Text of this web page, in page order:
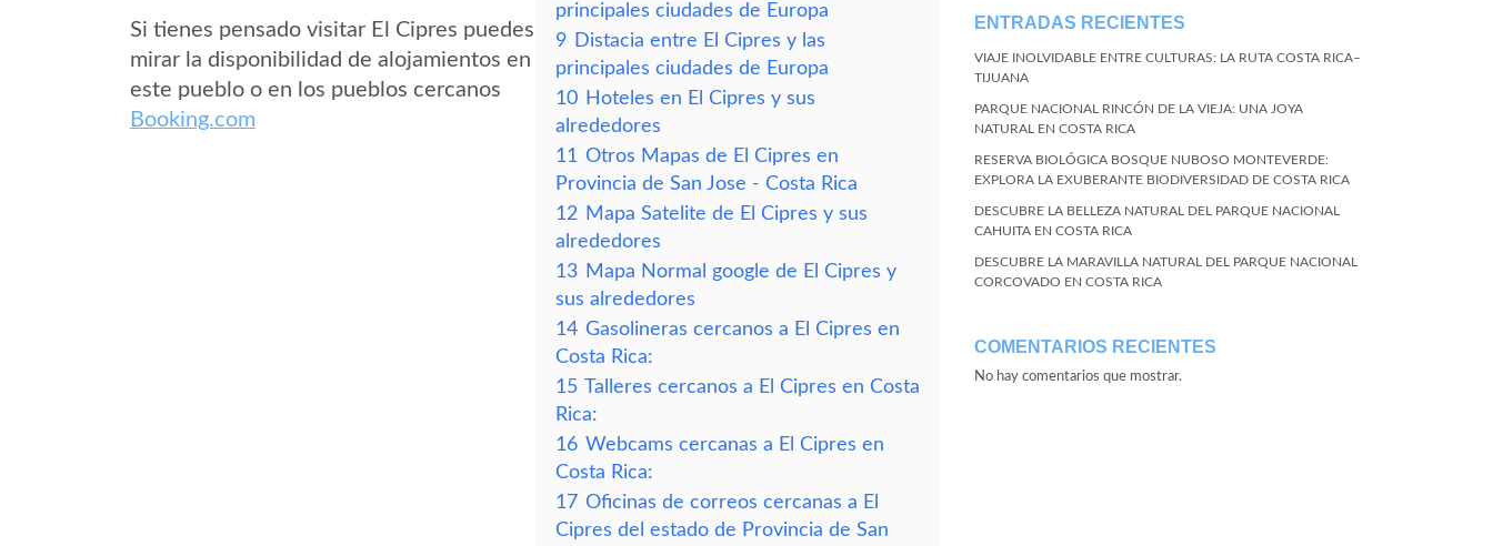
Si tienes pensado visitar El Cipres puedes
mirar la disponibilidad de alojamientos en
este pueblo o en los pueblos cercanos
Booking.com
principales ciudades de Europa
9 Distacia entre El Cipres y las
principales ciudades de Europa
10 Hoteles en El Cipres y sus
alrededores
11 Otros Mapas de El Cipres en
Provincia de San Jose - Costa Rica
12 Mapa Satelite de El Cipres y sus
alrededores
13 Mapa Normal google de El Cipres y
sus alrededores
14 Gasolineras cercanos a El Cipres en
Costa Rica:
15 Talleres cercanos a El Cipres en Costa
Rica:
16 Webcams cercanas a El Cipres en
Costa Rica:
17 Oficinas de correos cercanas a El
Cipres del estado de Provincia de San
ENTRADAS RECIENTES
VIAJE INOLVIDABLE ENTRE CULTURAS: LA RUTA COSTA RICA–
TIJUANA
PARQUE NACIONAL RINCÓN DE LA VIEJA: UNA JOYA
NATURAL EN COSTA RICA
RESERVA BIOLÓGICA BOSQUE NUBOSO MONTEVERDE:
EXPLORA LA EXUBERANTE BIODIVERSIDAD DE COSTA RICA
DESCUBRE LA BELLEZA NATURAL DEL PARQUE NACIONAL
CAHUITA EN COSTA RICA
DESCUBRE LA MARAVILLA NATURAL DEL PARQUE NACIONAL
CORCOVADO EN COSTA RICA
COMENTARIOS RECIENTES
No hay comentarios que mostrar.